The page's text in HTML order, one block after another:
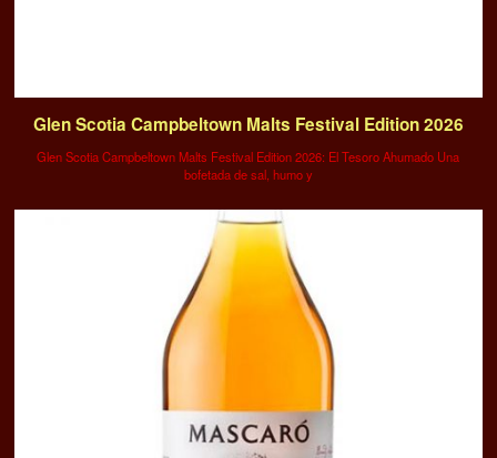
Glen Scotia Campbeltown Malts Festival Edition 2026
Glen Scotia Campbeltown Malts Festival Edition 2026: El Tesoro Ahumado Una
bofetada de sal, humo y